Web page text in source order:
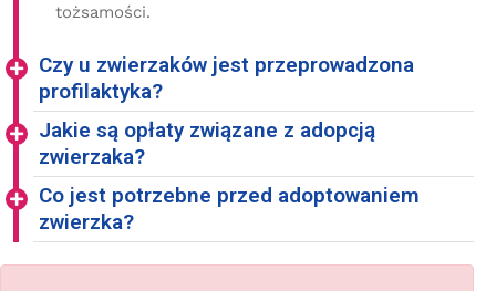
tożsamości.
Czy u zwierzaków jest przeprowadzona
profilaktyka?
Jakie są opłaty związane z adopcją
zwierzaka?
Co jest potrzebne przed adoptowaniem
zwierzka?